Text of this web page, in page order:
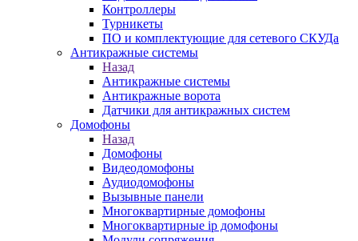
Контроллеры
Турникеты
ПО и комплектующие для сетевого СКУДа
Антикражные системы
Назад
Антикражные системы
Антикражные ворота
Датчики для антикражных систем
Домофоны
Назад
Домофоны
Видеодомофоны
Аудиодомофоны
Вызывные панели
Многоквартирные домофоны
Многоквартирные ip домофоны